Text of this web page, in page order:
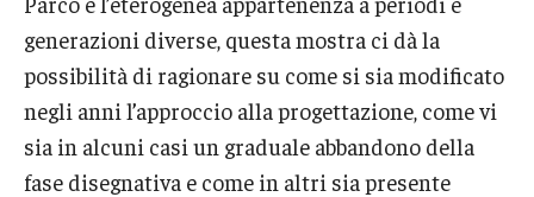
generazioni diverse, questa mostra ci dà la
possibilità di ragionare su come si sia modificato
negli anni l’approccio alla progettazione, come vi
sia in alcuni casi un graduale abbandono della
fase disegnativa e come in altri sia presente